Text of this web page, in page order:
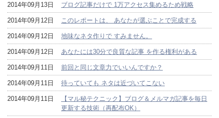
2014年09月13日 ブログ記事だけで 1万アクセス集めるため戦略
2014年09月12日 このレポートは、 あなたが選ぶことで完成する
2014年09月12日 地味なネタ作りで すみません。
2014年09月12日 あなたには30分で良質な記事 を作る権利がある
2014年09月11日 前回と同じ文章力でいいんですか？
2014年09月11日 待っていても ネタは近づいてこない
2014年09月11日
【マル秘テクニック】ブログ＆メルマガ記事を毎日
更新する技術（再配布OK）